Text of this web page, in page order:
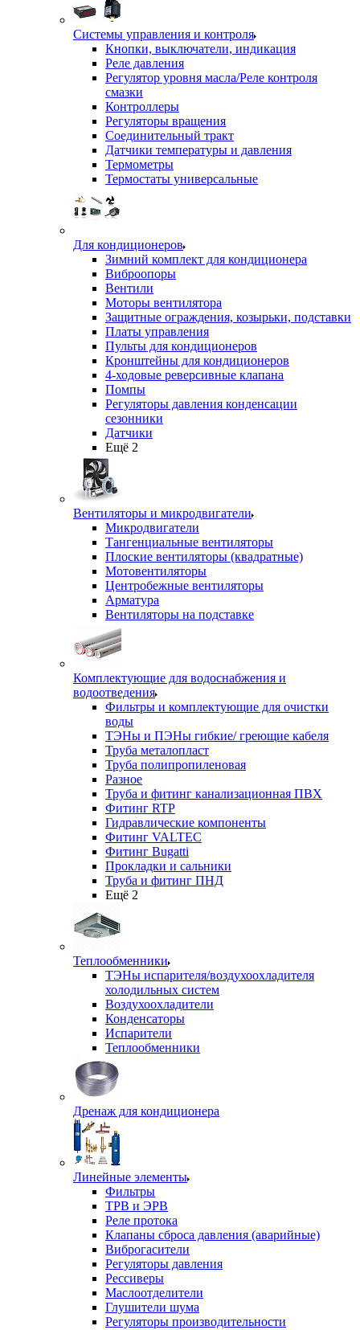
Системы управления и контроля
Кнопки, выключатели, индикация
Реле давления
Регулятор уровня масла/Реле контроля
смазки
Контроллеры
Регуляторы вращения
Соединительный тракт
Датчики температуры и давления
Термометры
Термостаты универсальные
Для кондиционеров
Зимний комплект для кондиционера
Виброопоры
Вентили
Моторы вентилятора
Защитные ограждения, козырьки, подставки
Платы управления
Пульты для кондиционеров
Кронштейны для кондиционеров
4-ходовые реверсивные клапана
Помпы
Регуляторы давления конденсации
сезонники
Датчики
Ещё 2
Вентиляторы и микродвигатели
Микродвигатели
Тангенциальные вентиляторы
Плоские вентиляторы (квадратные)
Мотовентиляторы
Центробежные вентиляторы
Арматура
Вентиляторы на подставке
Комплектующие для водоснабжения и
водоотведения
Фильтры и комплектующие для очистки
воды
ТЭНы и ПЭНы гибкие/ греющие кабеля
Труба металопласт
Труба полипропиленовая
Разное
Труба и фитинг канализационная ПВХ
Фитинг RTP
Гидравлические компоненты
Фитинг VALTEC
Фитинг Bugatti
Прокладки и сальники
Труба и фитинг ПНД
Ещё 2
Теплообменники
ТЭНы испарителя/воздухоохладителя
холодильных систем
Воздухоохладители
Конденсаторы
Испарители
Теплообменники
Дренаж для кондиционера
Линейные элементы
Фильтры
ТРВ и ЭРВ
Реле протока
Клапаны сброса давления (аварийные)
Виброгасители
Регуляторы давления
Рессиверы
Маслоотделители
Глушители шума
Регуляторы производительности